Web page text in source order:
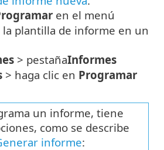
en el menú
plantilla de informe en un
> pestañaInformes
> haga clic en Programar
un informe, tiene
como se describe
informe: